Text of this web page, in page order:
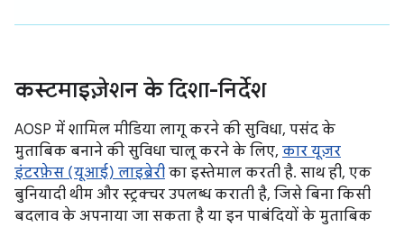
कस्टमाइज़ेशन के दिशा-निर्देश
AOSP में शामिल मीडिया लागू करने की सुविधा, पसंद के
मुताबिक बनाने की सुविधा चालू करने के लिए, कार यूज़र
इंटरफ़ेस (यूआई) लाइब्रेरी का इस्तेमाल करती है. साथ ही, एक
बुनियादी थीम और स्ट्रक्चर उपलब्ध कराती है, जिसे बिना किसी
बदलाव के अपनाया जा सकता है या इन पाबंदियों के मुताबिक